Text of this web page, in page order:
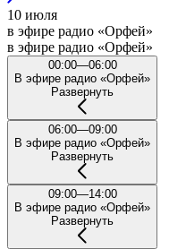
10 июля
в эфире радио «Орфей»
в эфире радио «Орфей»
00:00—06:00
В эфире радио «Орфей»
Развернуть
06:00—09:00
В эфире радио «Орфей»
Развернуть
09:00—14:00
В эфире радио «Орфей»
Развернуть